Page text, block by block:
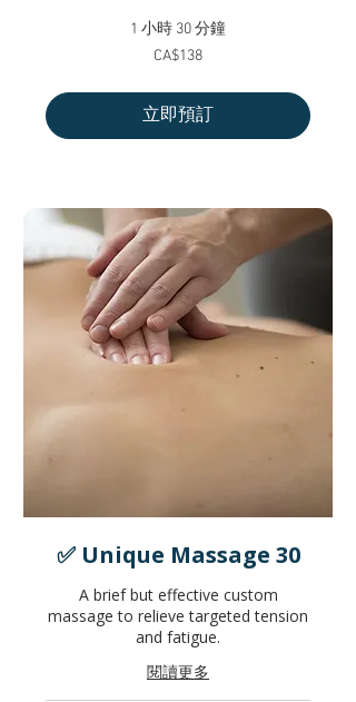
1 小時 30 分鐘
大
元
CA$138
立即預訂
✅ Unique Massage 30
A brief but effective custom
massage to relieve targeted tension
and fatigue.
閱讀更多